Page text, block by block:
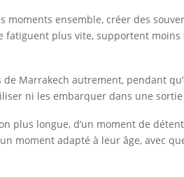
moments ensemble, créer des
fatiguent plus vite, supportent
Marrakech autrement, pendant
ni les embarquer dans une
plus longue, d’un moment de
adapté à leur âge, avec